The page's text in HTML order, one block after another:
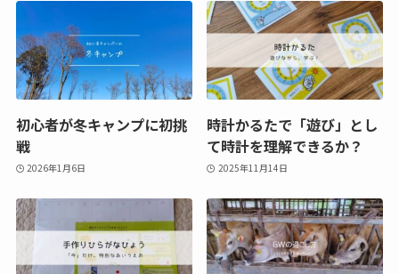
初心者が冬キャンプに初挑
戦
2026年1月6日
時計かるたで「遊び」とし
て時計を理解できるか？
2025年11月14日